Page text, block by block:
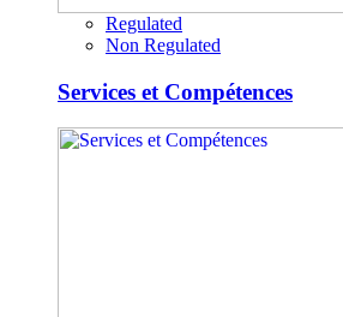
Regulated
Non Regulated
Services et Compétences